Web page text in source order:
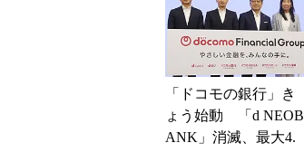
「ドコモの銀行」き
ょう始動 「d NEOB
ANK」消滅、最大4.